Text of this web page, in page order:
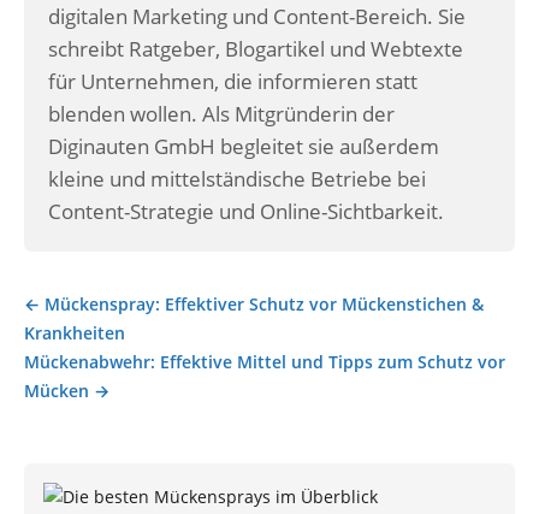
digitalen Marketing und Content-Bereich. Sie
schreibt Ratgeber, Blogartikel und Webtexte
für Unternehmen, die informieren statt
blenden wollen. Als Mitgründerin der
Diginauten GmbH begleitet sie außerdem
kleine und mittelständische Betriebe bei
Content-Strategie und Online-Sichtbarkeit.
Beitragsnavigation
← Mückenspray: Effektiver Schutz vor Mückenstichen &
Krankheiten
Mückenabwehr: Effektive Mittel und Tipps zum Schutz vor
Mücken →